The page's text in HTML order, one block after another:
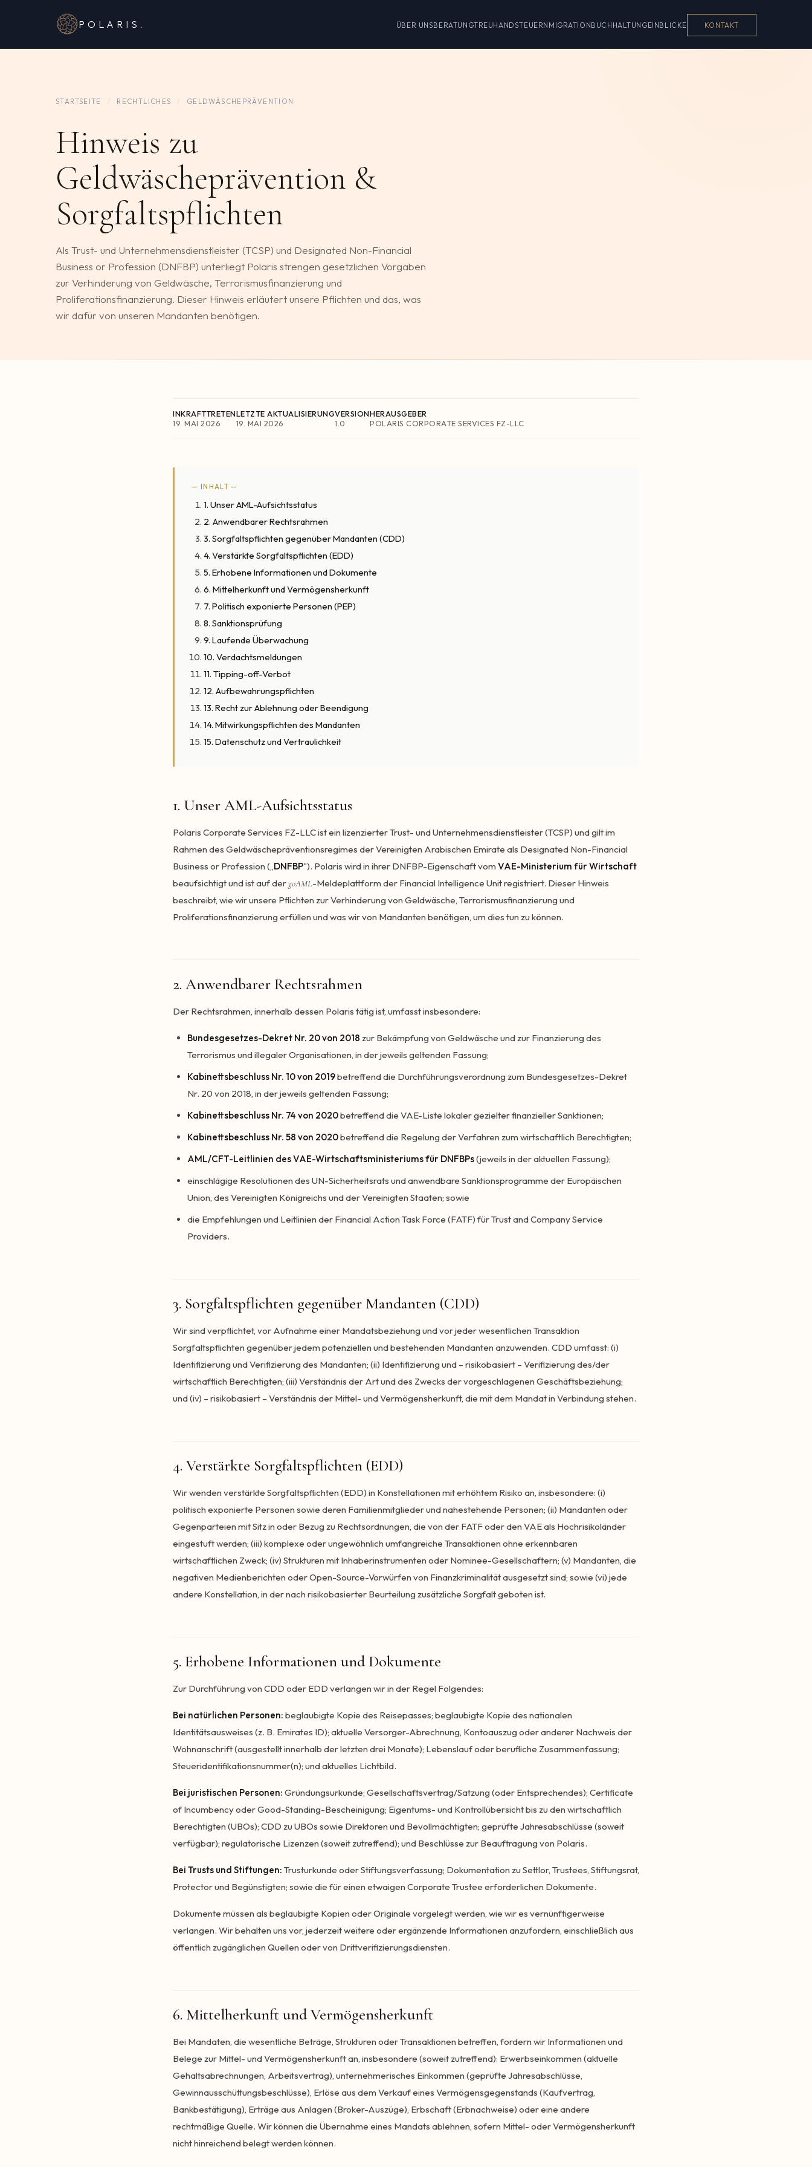
POLARIS . ÜBER UNSBERATUNGTREUHANDSTEUERN MIGRATIONBUCHHALTUNGEINBLICKE KONTAKT
STARTSEITE / RECHTLICHES / GELDWÄSCHEPRÄVENTION
Hinweis zu
Geldwäscheprävention &
Sorgfaltspflichten
Als Trust- und Unternehmensdienstleister (TCSP) und Designated Non-Financial
Business or Profession (DNFBP) unterliegt Polaris strengen gesetzlichen Vorgaben
zur Verhinderung von Geldwäsche, Terrorismusfinanzierung und
Proliferationsfinanzierung. Dieser Hinweis erläutert unsere Pflichten und das, was
wir dafür von unseren Mandanten benötigen.
INKRAFTTRETEN
19. MAI 2026
LETZTE AKTUALISIERUNG
19. MAI 2026
VERSION
1.0
HERAUSGEBER
POLARIS CORPORATE SERVICES FZ-LLC
— INHALT —
1. Unser AML-Aufsichtsstatus
2. Anwendbarer Rechtsrahmen
3. Sorgfaltspflichten gegenüber Mandanten (CDD)
4. Verstärkte Sorgfaltspflichten (EDD)
5. Erhobene Informationen und Dokumente
6. Mittelherkunft und Vermögensherkunft
7. Politisch exponierte Personen (PEP)
8. Sanktionsprüfung
9. Laufende Überwachung
10. Verdachtsmeldungen
11. Tipping-off-Verbot
12. Aufbewahrungspflichten
13. Recht zur Ablehnung oder Beendigung
14. Mitwirkungspflichten des Mandanten
15. Datenschutz und Vertraulichkeit
1. Unser AML-Aufsichtsstatus
Polaris Corporate Services FZ-LLC ist ein lizenzierter Trust- und Unternehmensdienstleister (TCSP) und gilt im
Rahmen des Geldwäschepräventionsregimes der Vereinigten Arabischen Emirate als Designated Non-Financial
Business or Profession („DNFBP"). Polaris wird in ihrer DNFBP-Eigenschaft vom VAE-Ministerium für Wirtschaft
beaufsichtigt und ist auf dergoAML-Meldeplattform der Financial Intelligence Unit registriert. Dieser Hinweis
beschreibt, wie wir unsere Pflichten zur Verhinderung von Geldwäsche, Terrorismusfinanzierung und
Proliferationsfinanzierung erfüllen und was wir von Mandanten benötigen, um dies tun zu können.
2. Anwendbarer Rechtsrahmen
Der Rechtsrahmen, innerhalb dessen Polaris tätig ist, umfasst insbesondere:
Bundesgesetzes-Dekret Nr. 20 von 2018 zur Bekämpfung von Geldwäsche und zur Finanzierung des
Terrorismus und illegaler Organisationen, in der jeweils geltenden Fassung;
Kabinettsbeschluss Nr. 10 von 2019betreffend die Durchführungsverordnung zum Bundesgesetzes-Dekret
Nr. 20 von 2018, in der jeweils geltenden Fassung;
Kabinettsbeschluss Nr. 74 von 2020betreffend die VAE-Liste lokaler gezielter finanzieller Sanktionen;
Kabinettsbeschluss Nr. 58 von 2020betreffend die Regelung der Verfahren zum wirtschaftlich Berechtigten;
AML/CFT-Leitlinien des VAE-Wirtschaftsministeriums für DNFBPs(jeweils in der aktuellen Fassung);
einschlägige Resolutionen des UN-Sicherheitsrats und anwendbare Sanktionsprogramme der Europäischen
Union, des Vereinigten Königreichs und der Vereinigten Staaten; sowie
die Empfehlungen und Leitlinien der Financial Action Task Force (FATF) für Trust and Company Service
Providers.
3. Sorgfaltspflichten gegenüber Mandanten (CDD)
Wir sind verpflichtet, vor Aufnahme einer Mandatsbeziehung und vor jeder wesentlichen Transaktion
Sorgfaltspflichten gegenüber jedem potenziellen und bestehenden Mandanten anzuwenden. CDD umfasst: (i)
Identifizierung und Verifizierung des Mandanten; (ii) Identifizierung und – risikobasiert – Verifizierung des/der
wirtschaftlich Berechtigten; (iii) Verständnis der Art und des Zwecks der vorgeschlagenen Geschäftsbeziehung;
und (iv) – risikobasiert – Verständnis der Mittel- und Vermögensherkunft, die mit dem Mandat in Verbindung stehen.
4. Verstärkte Sorgfaltspflichten (EDD)
Wir wenden verstärkte Sorgfaltspflichten (EDD) in Konstellationen mit erhöhtem Risiko an, insbesondere: (i)
politisch exponierte Personen sowie deren Familienmitglieder und nahestehende Personen; (ii) Mandanten oder
Gegenparteien mit Sitz in oder Bezug zu Rechtsordnungen, die von der FATF oder den VAE als Hochrisikoländer
eingestuft werden; (iii) komplexe oder ungewöhnlich umfangreiche Transaktionen ohne erkennbaren
wirtschaftlichen Zweck; (iv) Strukturen mit Inhaberinstrumenten oder Nominee-Gesellschaftern; (v) Mandanten, die
negativen Medienberichten oder Open-Source-Vorwürfen von Finanzkriminalität ausgesetzt sind; sowie (vi) jede
andere Konstellation, in der nach risikobasierter Beurteilung zusätzliche Sorgfalt geboten ist.
5. Erhobene Informationen und Dokumente
Zur Durchführung von CDD oder EDD verlangen wir in der Regel Folgendes:
Bei natürlichen Personen: beglaubigte Kopie des Reisepasses; beglaubigte Kopie des nationalen
Identitätsausweises (z. B. Emirates ID); aktuelle Versorger-Abrechnung, Kontoauszug oder anderer Nachweis der
Wohnanschrift (ausgestellt innerhalb der letzten drei Monate); Lebenslauf oder berufliche Zusammenfassung;
Steueridentifikationsnummer(n); und aktuelles Lichtbild.
Bei juristischen Personen: Gründungsurkunde; Gesellschaftsvertrag/Satzung (oder Entsprechendes); Certificate
of Incumbency oder Good-Standing-Bescheinigung; Eigentums- und Kontrollübersicht bis zu den wirtschaftlich
Berechtigten (UBOs); CDD zu UBOs sowie Direktoren und Bevollmächtigten; geprüfte Jahresabschlüsse (soweit
verfügbar); regulatorische Lizenzen (soweit zutreffend); und Beschlüsse zur Beauftragung von Polaris.
Bei Trusts und Stiftungen: Trusturkunde oder Stiftungsverfassung; Dokumentation zu Settlor, Trustees, Stiftungsrat,
Protector und Begünstigten; sowie die für einen etwaigen Corporate Trustee erforderlichen Dokumente.
Dokumente müssen als beglaubigte Kopien oder Originale vorgelegt werden, wie wir es vernünftigerweise
verlangen. Wir behalten uns vor, jederzeit weitere oder ergänzende Informationen anzufordern, einschließlich aus
öffentlich zugänglichen Quellen oder von Drittverifizierungsdiensten.
6. Mittelherkunft und Vermögensherkunft
Bei Mandaten, die wesentliche Beträge, Strukturen oder Transaktionen betreffen, fordern wir Informationen und
Belege zur Mittel- und Vermögensherkunft an, insbesondere (soweit zutreffend): Erwerbseinkommen (aktuelle
Gehaltsabrechnungen, Arbeitsvertrag), unternehmerisches Einkommen (geprüfte Jahresabschlüsse,
Gewinnausschüttungsbeschlüsse), Erlöse aus dem Verkauf eines Vermögensgegenstands (Kaufvertrag,
Bankbestätigung), Erträge aus Anlagen (Broker-Auszüge), Erbschaft (Erbnachweise) oder eine andere
rechtmäßige Quelle. Wir können die Übernahme eines Mandats ablehnen, sofern Mittel- oder Vermögensherkunft
nicht hinreichend belegt werden können.